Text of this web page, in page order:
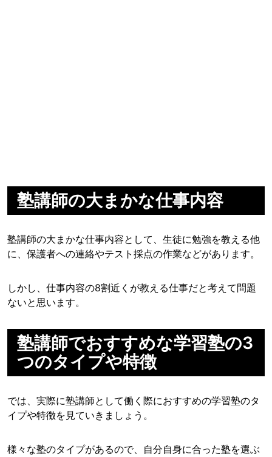
塾講師の大まかな仕事内容
塾講師の大まかな仕事内容として、生徒に勉強を教える他
に、保護者への連絡やテスト採点の作業などがあります。
しかし、仕事内容の8割近くが教える仕事だと考えて問題
ないと思います。
塾講師でおすすめな学習塾の3
つのタイプや特徴
では、実際に塾講師として働く際におすすめの学習塾のタ
イプや特徴を見ていきましょう。
様々な塾のタイプがあるので、自分自身に合った塾を選ぶ